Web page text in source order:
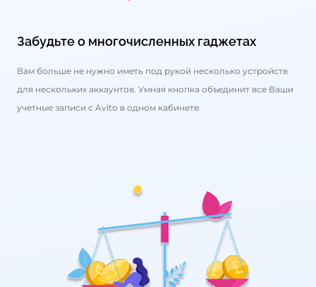
Забудьте о многочисленных гаджетах
Вам больше не нужно иметь под рукой несколько устройств
для нескольких аккаунтов. Умная кнопка объединит все Ваши
учетные записи с Avito в одном кабинете.